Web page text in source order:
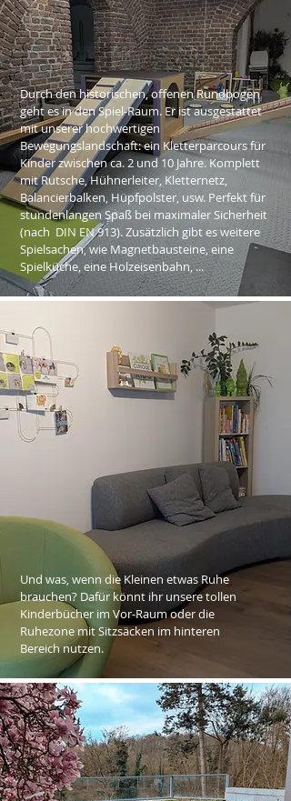
Durch den historischen, offenen Rundbogen
geht es in den Spiel-Raum. Er ist ausgestattet
mit unserer hochwertigen
Bewegungslandschaft: ein Kletterparcours für
Kinder zwischen ca. 2 und 10 Jahre. Komplett
mit Rutsche, Hühnerleiter, Kletternetz,
Balancierbalken, Hüpfpolster, usw. Perfekt für
stundenlangen Spaß bei maximaler Sicherheit
(nach DIN EN 913).​ Zusätzlich gibt es weitere
Spielsachen, wie Magnetbausteine, ​eine
Spielküche, eine Holzeisenbahn, ...
Und was, wenn die Kleinen etwas Ruhe
brauchen? Dafür könnt ihr unsere tollen
Kinderbücher im Vor-Raum oder die
Ruhezone mit Sitzsäcken im hinteren
Bereich nutzen.